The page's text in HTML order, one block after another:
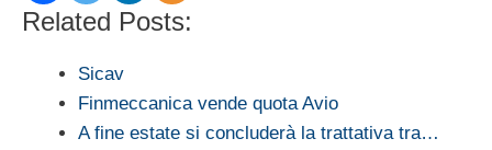
Related Posts:
Sicav
Finmeccanica vende quota Avio
A fine estate si concluderà la trattativa tra…